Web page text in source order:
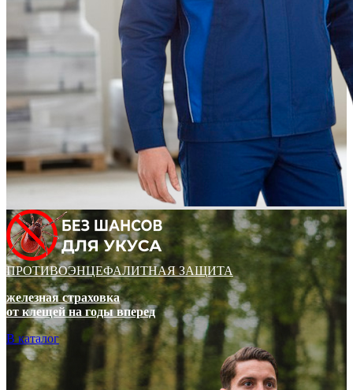
ПРОТИВОЭНЦЕФАЛИТНАЯ ЗАЩИТА
железная страховка
от клещей на годы вперед
В каталог